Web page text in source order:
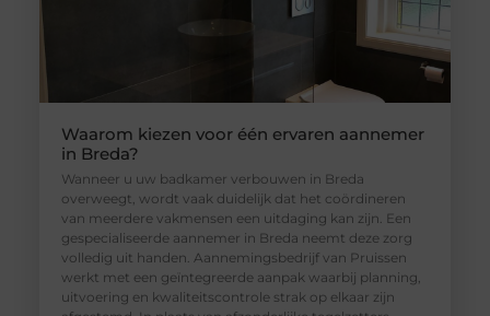
Waarom kiezen voor één ervaren aannemer
in Breda?
Wanneer u uw badkamer verbouwen in Breda
overweegt, wordt vaak duidelijk dat het coördineren
van meerdere vakmensen een uitdaging kan zijn. Een
gespecialiseerde aannemer in Breda neemt deze zorg
volledig uit handen. Aannemingsbedrijf van Pruissen
werkt met een geïntegreerde aanpak waarbij planning,
uitvoering en kwaliteitscontrole strak op elkaar zijn